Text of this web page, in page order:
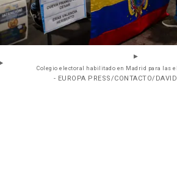
Colegio electoral habilitado en Madrid para las
- EUROPA PRESS/CONTACTO/